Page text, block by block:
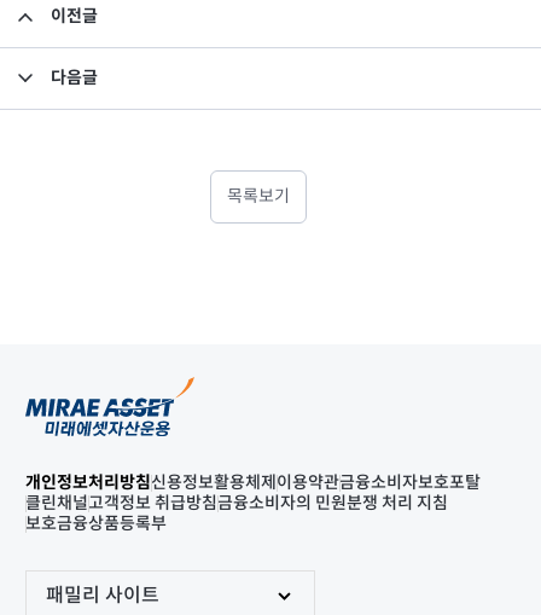
이전글
다음글
목록보기
개인정보처리방침신용정보활용체제 이용약관금융소비자보호포탈
클린채널고객정보 취급방침금융소비자의 민원분쟁 처리 지침
보호금융상품등록부
패밀리 사이트